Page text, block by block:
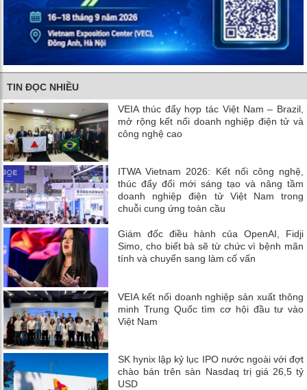
TIN ĐỌC NHIỀU
VEIA thúc đẩy hợp tác Việt Nam – Brazil,
mở rộng kết nối doanh nghiệp điện tử và
công nghệ cao
ITWA Vietnam 2026: Kết nối công nghệ,
thúc đẩy đổi mới sáng tạo và nâng tầm
doanh nghiệp điện tử Việt Nam trong
chuỗi cung ứng toàn cầu
Giám đốc điều hành của OpenAI, Fidji
Simo, cho biết bà sẽ từ chức vì bệnh mãn
tính và chuyển sang làm cố vấn
VEIA kết nối doanh nghiệp sản xuất thông
minh Trung Quốc tìm cơ hội đầu tư vào
Việt Nam
SK hynix lập kỷ lục IPO nước ngoài với đợt
chào bán trên sàn Nasdaq trị giá 26,5 tỷ
USD